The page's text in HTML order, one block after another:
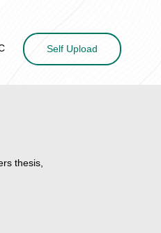
Self Upload
thesis,